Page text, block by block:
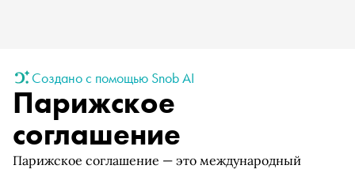
Создано с помощью Snob AI
Парижское
соглашение
Парижское соглашение — это международный